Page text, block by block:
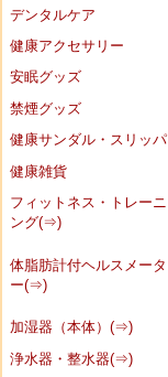
デンタルケア
健康アクセサリー
安眠グッズ
禁煙グッズ
健康サンダル・スリッパ
健康雑貨
フィットネス・トレーニ
ング(⇒)
体脂肪計付ヘルスメータ
ー(⇒)
加湿器（本体）(⇒)
浄水器・整水器(⇒)